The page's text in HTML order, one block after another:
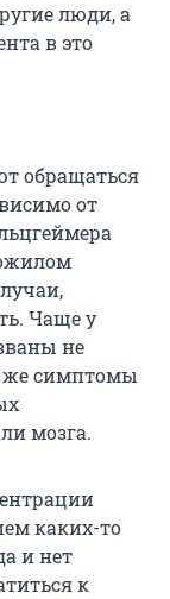
люди, а
в это
обращаться
от
Чаще у
не
же симптомы
мозга.
каких-то
и нет
к